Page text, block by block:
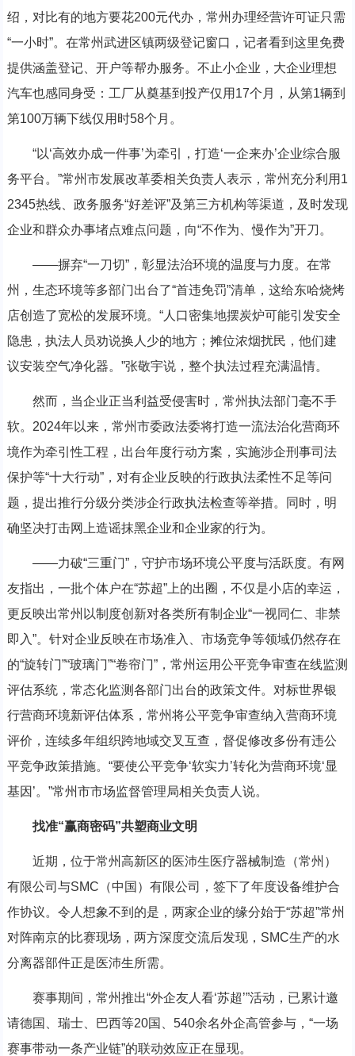
绍，对比有的地方要花200元代办，常州办理经营许可证只需
“一小时”。在常州武进区镇两级登记窗口，记者看到这里免费
提供涵盖登记、开户等帮办服务。不止小企业，大企业理想
汽车也感同身受：工厂从奠基到投产仅用17个月，从第1辆到
第100万辆下线仅用时58个月。
“以‘高效办成一件事’为牵引，打造‘一企来办’企业综合服
务平台。”常州市发展改革委相关负责人表示，常州充分利用1
2345热线、政务服务“好差评”及第三方机构等渠道，及时发现
企业和群众办事堵点难点问题，向“不作为、慢作为”开刀。
——摒弃“一刀切”，彰显法治环境的温度与力度。在常
州，生态环境等多部门出台了“首违免罚”清单，这给东哈烧烤
店创造了宽松的发展环境。“人口密集地摆炭炉可能引发安全
隐患，执法人员劝说换人少的地方；摊位浓烟扰民，他们建
议安装空气净化器。”张敬宇说，整个执法过程充满温情。
然而，当企业正当利益受侵害时，常州执法部门毫不手
软。2024年以来，常州市委政法委将打造一流法治化营商环
境作为牵引性工程，出台年度行动方案，实施涉企刑事司法
保护等“十大行动”，对有企业反映的行政执法柔性不足等问
题，提出推行分级分类涉企行政执法检查等举措。同时，明
确坚决打击网上造谣抹黑企业和企业家的行为。
——力破“三重门”，守护市场环境公平度与活跃度。有网
友指出，一批个体户在“苏超”上的出圈，不仅是小店的幸运，
更反映出常州以制度创新对各类所有制企业“一视同仁、非禁
即入”。针对企业反映在市场准入、市场竞争等领域仍然存在
的“旋转门”“玻璃门”“卷帘门”，常州运用公平竞争审查在线监测
评估系统，常态化监测各部门出台的政策文件。对标世界银
行营商环境新评估体系，常州将公平竞争审查纳入营商环境
评价，连续多年组织跨地域交叉互查，督促修改多份有违公
平竞争政策措施。“要使公平竞争‘软实力’转化为营商环境‘显
基因’。”常州市市场监督管理局相关负责人说。
找准“赢商密码”共塑商业文明
近期，位于常州高新区的医沛生医疗器械制造（常州）
有限公司与SMC（中国）有限公司，签下了年度设备维护合
作协议。令人想象不到的是，两家企业的缘分始于“苏超”常州
对阵南京的比赛现场，两方深度交流后发现，SMC生产的水
分离器部件正是医沛生所需。
赛事期间，常州推出“外企友人看‘苏超’”活动，已累计邀
请德国、瑞士、巴西等20国、540余名外企高管参与，“一场
赛事带动一条产业链”的联动效应正在显现。